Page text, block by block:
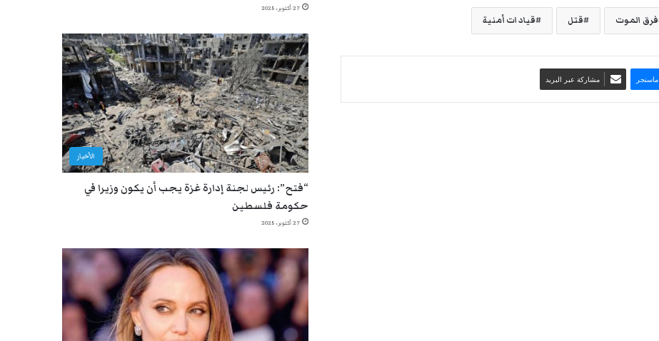
فرق الموت قتل قيادات أمنية
ماسنجر مشاركة عبر البريد
27 أكتوبر، 2025
الأخبار
“فتح”: رئيس لجنة إدارة غزة يجب أن يكون وزيرا في
حكومة فلسطين
27 أكتوبر، 2025